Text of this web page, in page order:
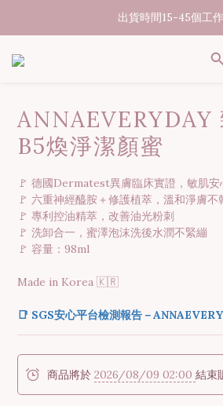
07/31-08/08 煥新盛夏 | 夏
出貨時間15-45個工
07/31-08/08 煥新盛夏 | 夏
ANNAEVERYDAY
B5煥淨潔顏蜜
🚩 德國Dermatest異膚臨床實證，敏肌安
🚩 六重神經醯胺＋修護植萃，溫和淨膚不
🚩 專利控油精萃，改善油光粉刺
🚩 洗卸合一，蜜澤泡沫洗後水潤不緊繃
🚩 容量：98ml
Made in Korea 🇰🇷
📑 SGS安心平台檢測報告－
商品將於 2026/08/09 02:00 結束